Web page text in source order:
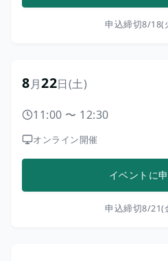
申込締切8/18(
8月22日(土)
11:00 〜 12:30
オンライン開催
イベントに
申込締切8/21(